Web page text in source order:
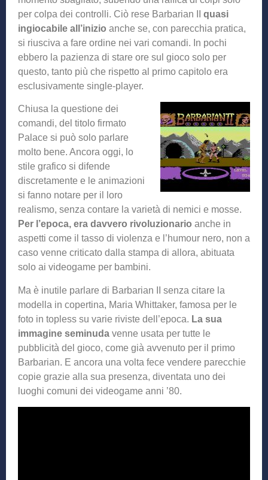
per colpa dei controlli. Ciò rese Barbarian II quasi
ingiocabile all’inizio anche se, con parecchia pratica,
si riusciva a fare ordine nei vari comandi. In pochi
ebbero la pazienza di stare ore sul gioco solo per
questo, tanto più che rispetto al primo capitolo era
esclusivamente single-player.
Chiusa la questione dei
comandi, del titolo firmato
Palace si può solo parlare
molto bene. Ancora oggi, lo
stile grafico si difende
discretamente e le animazioni
si fanno notare per il loro
realismo, senza contare la varietà di nemici e mosse.
Per l’epoca, era davvero rivoluzionario anche in
aspetti come il tasso di violenza e l’humour nero, non a
caso venne criticato dalla stampa di allora, abituata
solo ai videogame per bambini.
Ma è inutile parlare di Barbarian II senza citare la
modella in copertina, Maria Whittaker, famosa per le
foto in topless su varie riviste dell’epoca. La sua
immagine seminuda venne usata per tutte le
pubblicità del gioco, come già avvenuto per il primo
Barbarian. E ancora una volta fece vendere parecchie
copie grazie alla sua presenza, diventata uno dei
luoghi comuni dei videogame anni ’80.